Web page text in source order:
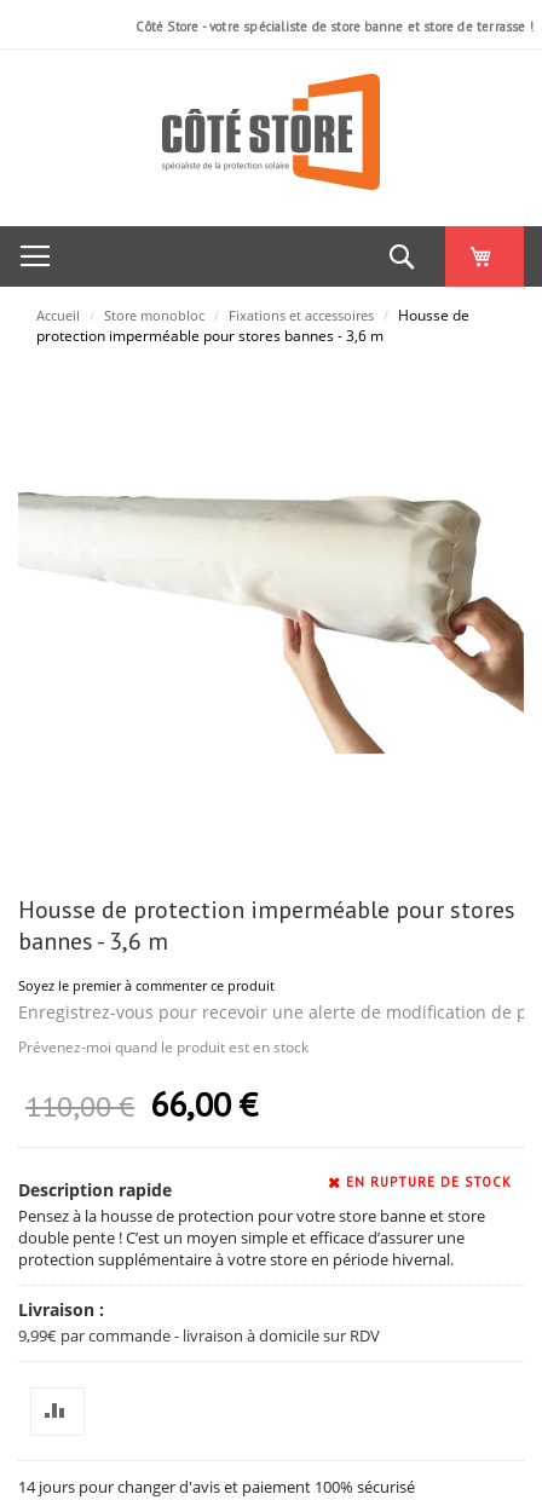
Côté Store - votre spécialiste de store banne et store de terrasse !
Rechercher
Accueil / Store monobloc / Fixations et accessoires / Housse de
protection imperméable pour stores bannes - 3,6 m
Housse de protection imperméable pour stores
bannes - 3,6 m
Soyez le premier à commenter ce produit
Enregistrez-vous pour recevoir une alerte de modification de
Prévenez-moi quand le produit est en stock
110,00 € Prix Spécial
66,00 €
EN RUPTURE DE STOCK
Description rapide
Pensez à la housse de protection pour votre store banne et store
double pente ! C’est un moyen simple et efficace d’assurer une
protection supplémentaire à votre store en période hivernal.
Livraison :
9,99€ par commande - livraison à domicile sur RDV
14 jours pour changer d'avis et paiement 100% sécurisé
images
to
beginning
the
images
gallery